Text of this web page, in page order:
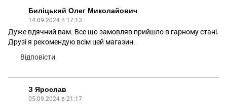
Биліцький Олег Миколайович
14.09.2024 в 17:13
Дуже вдячний вам. Все що замовляв прийшло в гарному стані.
Друзі я рекомендую всім цей магазин.
Відповісти
З Ярослав
05.09.2024 в 21:17